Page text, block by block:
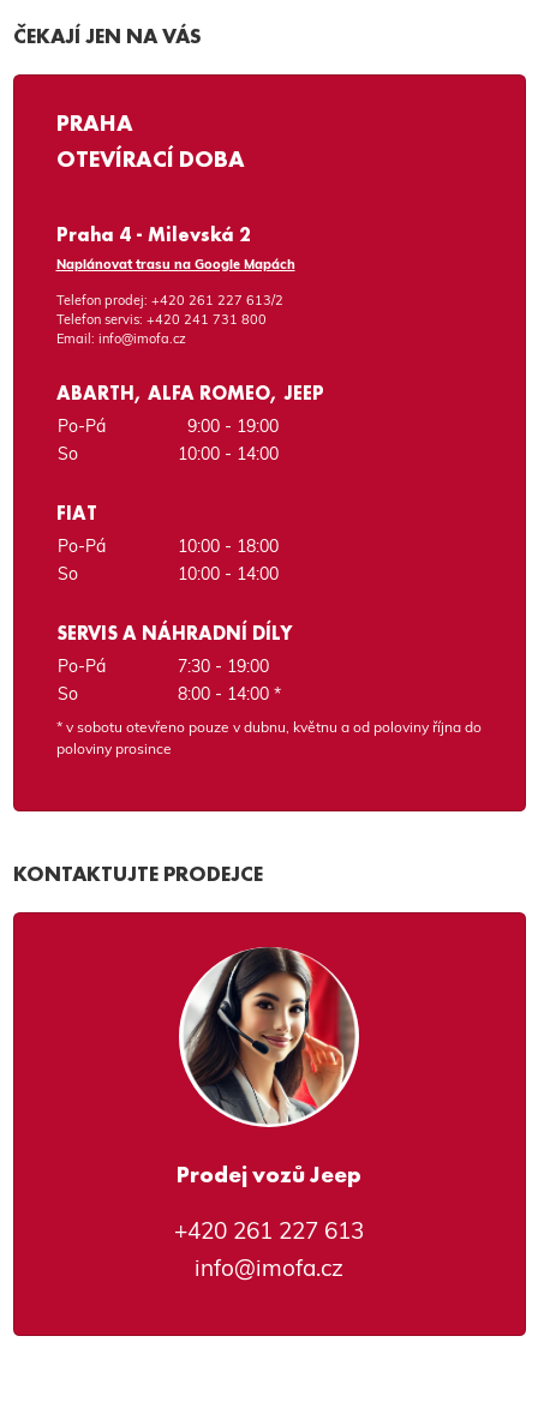
ČEKAJÍ JEN NA VÁS
PRAHA
OTEVÍRACÍ DOBA
Praha 4 - Milevská 2
Naplánovat trasu na Google Mapách
Telefon prodej: +420 261 227 613/2
Telefon servis: +420 241 731 800
Email: info@imofa.cz
ABARTH, ALFA ROMEO, JEEP
Po-Pá
9:00 - 19:00
So
10:00 - 14:00
FIAT
Po-Pá
10:00 - 18:00
So
10:00 - 14:00
SERVIS A NÁHRADNÍ DÍLY
Po-Pá
7:30 - 19:00
So
8:00 - 14:00 *
* v sobotu otevřeno pouze v dubnu, květnu a od poloviny října do
poloviny prosince
KONTAKTUJTE PRODEJCE
Prodej vozů Jeep
+420 261 227 613
info@imofa.cz